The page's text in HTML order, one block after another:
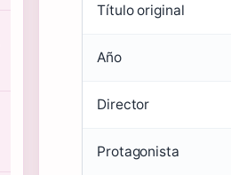
Título original
Año
Director
Protagonista